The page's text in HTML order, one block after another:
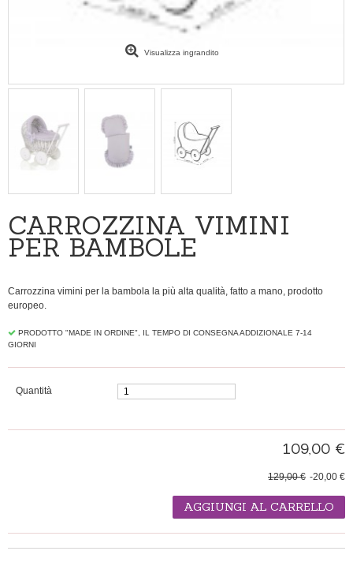
Visualizza ingrandito
CARROZZINA VIMINI
PER BAMBOLE
Carrozzina vimini per la bambola la più alta qualità, fatto a mano, prodotto
europeo.
PRODOTTO "MADE IN ORDINE", IL TEMPO DI CONSEGNA ADDIZIONALE 7-14
GIORNI
Quantità
109,00 €
-20,00 €
129,00 €
AGGIUNGI AL CARRELLO